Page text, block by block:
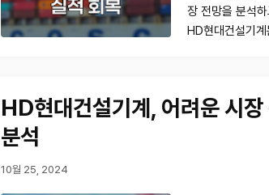
장 전망을 분석
HD현대건설기
HD현대건설기계, 어려운 시
분석
10월 25, 2024